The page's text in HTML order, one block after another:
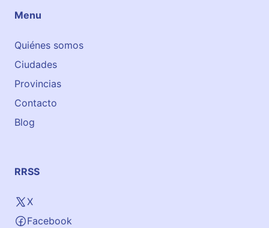
Menu
Quiénes somos
Ciudades
Provincias
Contacto
Blog
RRSS
X
Facebook